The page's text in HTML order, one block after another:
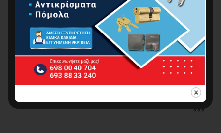
Ταφ Θυλικό BIG Υπερ ΒαρέωςΤύπου